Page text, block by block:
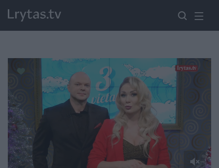
Paremkite Ukrainą